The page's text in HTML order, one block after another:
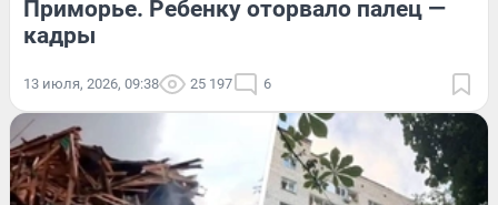
Приморье. Ребенку оторвало палец —
кадры
13 июля, 2026, 09:38 25 197 6